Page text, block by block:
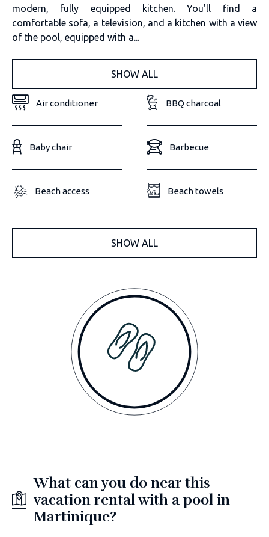
modern, fully equipped kitchen. You'll find a
comfortable sofa, a television, and a kitchen with a view
of the pool, equipped with a...
SHOW ALL
Air conditioner BBQ charcoal
Baby chair Barbecue
Beach access Beach towels
SHOW ALL
What can you do near this
vacation rental with a pool in
Martinique?